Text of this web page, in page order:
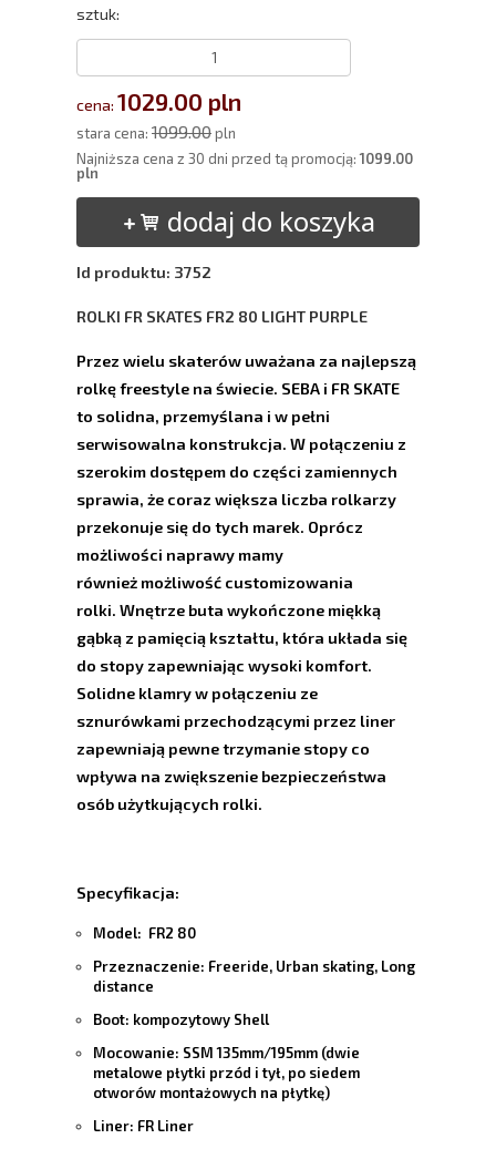
sztuk:
cena: 1029.00 pln
stara cena: 1099.00pln
Najniższa cena z 30 dni przed tą promocją:1099.00
pln
dodaj do koszyka
Id produktu: 3752
ROLKI FR SKATES FR2 80 LIGHT PURPLE
Przez wielu skaterów uważana za najlepszą
rolkę freestyle na świecie. SEBA i FR SKATE
to solidna, przemyślana i w pełni
serwisowalna konstrukcja. W połączeniu z
szerokim dostępem do części zamiennych
sprawia, że coraz większa liczba rolkarzy
przekonuje się do tych marek. Oprócz
możliwości naprawy mamy
również możliwość customizowania
rolki. Wnętrze buta wykończone miękką
gąbką z pamięcią kształtu, która układa się
do stopy zapewniając wysoki komfort.
Solidne klamry w połączeniu ze
sznurówkami przechodzącymi przez liner
zapewniają pewne trzymanie stopy co
wpływa na zwiększenie bezpieczeństwa
osób użytkujących rolki.
Specyfikacja:
Model: FR2 80
Przeznaczenie: Freeride, Urban skating, Long
distance
Boot: kompozytowy Shell
Mocowanie: SSM 135mm/195mm (dwie
metalowe płytki przód i tył, po siedem
otworów montażowych na płytkę)
Liner: FR Liner